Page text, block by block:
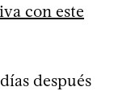
con este
después